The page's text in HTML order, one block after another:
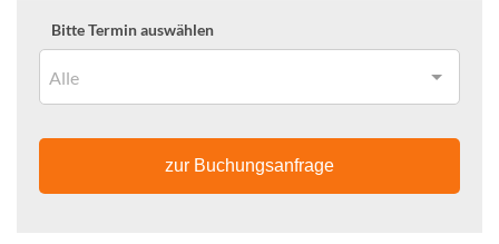
Bitte Termin auswählen
Alle
zur Buchungsanfrage